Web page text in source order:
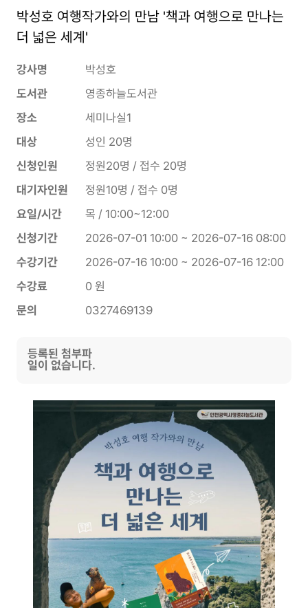
박성호 여행작가와의 만남 '책과 여행으로 만나는
더 넓은 세계'
강사명
박성호
도서관
영종하늘도서관
장소
세미나실1
대상
성인 20명
신청인원
정원20명 / 접수 20명
대기자인원
정원10명 / 접수 0명
요일/시간
목 / 10:00~12:00
신청기간
2026-07-01 10:00 ~ 2026-07-16 08:00
수강기간
2026-07-16 10:00 ~ 2026-07-16 12:00
수강료
0 원
문의
0327469139
등록된 첨부파
일이 없습니다.